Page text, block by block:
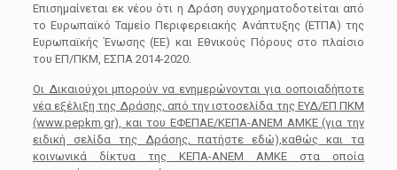
Επισημαίνεται εκ νέου ότι η Δράση συγχρηματοδοτείται από
το Ευρωπαϊκό Ταμείο Περιφερειακής Ανάπτυξης (ΕΤΠΑ) της
Ευρωπαϊκής Ένωσης (ΕΕ) και Εθνικούς Πόρους στο πλαίσιο
του ΕΠ/ΠΚΜ, ΕΣΠΑ 2014-2020.
Οι Δικαιούχοι μπορούν να ενημερώνονται για oοποιαδήποτε
νέα εξέλιξη της Δράσης, από την ιστοσελίδα της ΕΥΔ/ΕΠ ΠΚΜ
(www.pepkm.gr), και του ΕΦΕΠΑΕ/ΚΕΠΑ-ΑΝΕΜ ΑΜΚΕ (για την
ειδική σελίδα της Δράσης, πατήστε εδώ),καθώς και τα
κοινωνικά δίκτυα της ΚΕΠΑ-ΑΝΕΜ ΑΜΚΕ στα οποία